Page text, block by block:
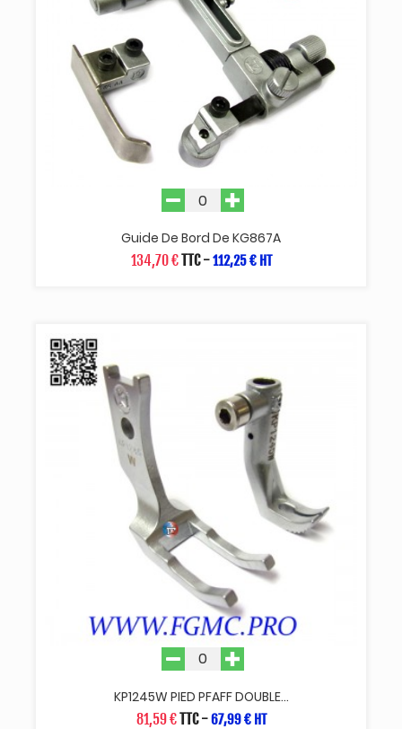
Guide De Bord De KG867A
134,70 €TTC-112,25 € HT
KP1245W PIED PFAFF DOUBLE...
81,59 €TTC-67,99 € HT